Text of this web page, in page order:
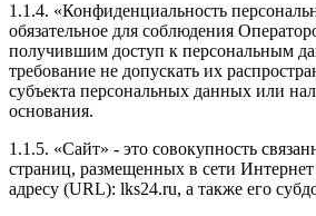
1.1.4. «Конфиденциальность
обязательное для соблюдения
получившим доступ к персональным
требование не допускать их
субъекта персональных данных или
основания.
1.1.5. «Сайт» - это совокупность
страниц, размещенных в сети
адресу (URL): lks24.ru, а также его